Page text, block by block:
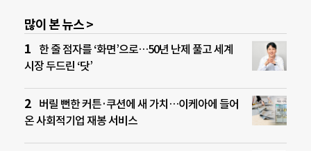
많이 본 뉴스 >
한 줄 점자를 ‘화면’으로…50년 난제 풀고 세계
시장 두드린 ‘닷’
버릴 뻔한 커튼·쿠션에 새 가치…이케아에 들어
온 사회적기업 재봉 서비스